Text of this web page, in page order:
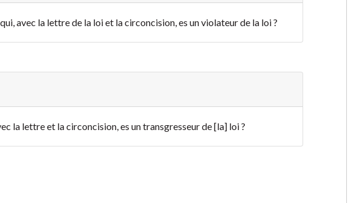
avec la lettre de la loi et la circoncision, es un violateur de la loi ?
la lettre et la circoncision, es un transgresseur de [la] loi ?